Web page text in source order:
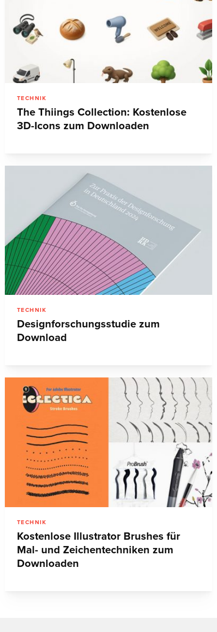
TECHNIK
The Thiings Collection: Kostenlose
3D-Icons zum Downloaden
TECHNIK
Designforschungsstudie zum
Download
TECHNIK
Kostenlose Illustrator Brushes für
Mal- und Zeichentechniken zum
Downloaden